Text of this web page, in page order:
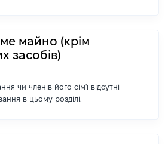
майно (крім
засобів)
чи членів його сім'ї відсутні
в цьому розділі.